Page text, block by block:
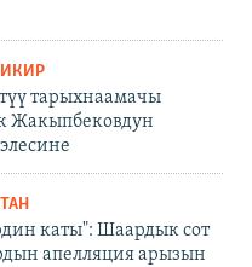
тарыхнаамачы
Жакыпбековдун
каты": Шаардык сот
апелляция арызын